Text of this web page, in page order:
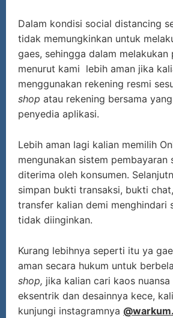
Dalam kondisi social distancing
tidak memungkinkan untuk
gaes, sehingga dalam melakukan
menurut kami lebih aman jika
menggunakan rekening resmi
shop atau rekening bersama
penyedia aplikasi.
Lebih aman lagi kalian memilih
mengunakan sistem pembayaran
diterima oleh konsumen.
simpan bukti transaksi, bukti
transfer kalian demi menghindari
tidak diinginkan.
Kurang lebihnya seperti itu ya
aman secara hukum untuk
shop, jika kalian cari kaos
eksentrik dan desainnya kece,
kunjungi instagramnya